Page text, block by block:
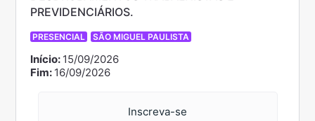
PREVIDENCIÁRIOS.
PRESENCIAL SÃO MIGUEL PAULISTA
Início: 15/09/2026
Fim: 16/09/2026
Inscreva-se